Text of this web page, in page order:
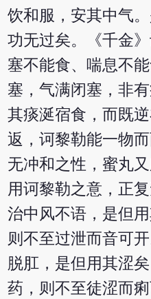
饮和服，安其中气
功无过矣。《千金
塞不能食、喘息不
塞，气满闭塞，非
其痰涎宿食，而既
返，诃黎勒能一物
无冲和之性，蜜丸
用诃黎勒之意，正
治中风不语，是但
则不至过泄而音可
脱肛，是但用其涩
药，则不至徒涩而